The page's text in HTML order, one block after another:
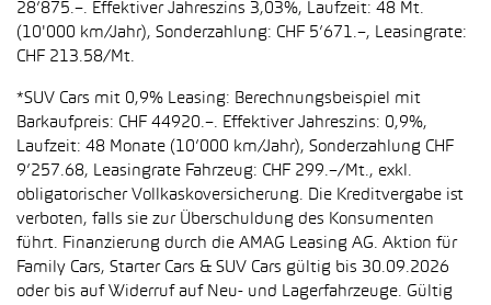
28’875.–. Effektiver Jahreszins 3,03%, Laufzeit: 48 Mt.
(10'000 km/Jahr), Sonderzahlung: CHF 5’671.–, Leasingrate:
CHF 213.58/Mt.
*SUV Cars mit 0,9% Leasing: Berechnungsbeispiel mit
Barkaufpreis: CHF 44920.–. Effektiver Jahreszins: 0,9%,
Laufzeit: 48 Monate (10’000 km/Jahr), Sonderzahlung CHF
9’257.68, Leasingrate Fahrzeug: CHF 299.–/Mt., exkl.
obligatorischer Vollkaskoversicherung. Die Kreditvergabe ist
verboten, falls sie zur Überschuldung des Konsumenten
führt. Finanzierung durch die AMAG Leasing AG. Aktion für
Family Cars, Starter Cars & SUV Cars gültig bis 30.09.2026
oder bis auf Widerruf auf Neu- und Lagerfahrzeuge. Gültig